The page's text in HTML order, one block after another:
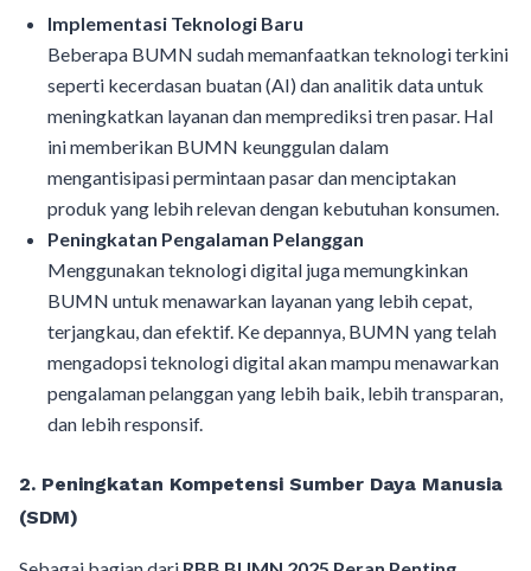
Implementasi Teknologi Baru
Beberapa BUMN sudah memanfaatkan teknologi terkini
seperti kecerdasan buatan (AI) dan analitik data untuk
meningkatkan layanan dan memprediksi tren pasar. Hal
ini memberikan BUMN keunggulan dalam
mengantisipasi permintaan pasar dan menciptakan
produk yang lebih relevan dengan kebutuhan konsumen.
Peningkatan Pengalaman Pelanggan
Menggunakan teknologi digital juga memungkinkan
BUMN untuk menawarkan layanan yang lebih cepat,
terjangkau, dan efektif. Ke depannya, BUMN yang telah
mengadopsi teknologi digital akan mampu menawarkan
pengalaman pelanggan yang lebih baik, lebih transparan,
dan lebih responsif.
2. Peningkatan Kompetensi Sumber Daya Manusia
(SDM)